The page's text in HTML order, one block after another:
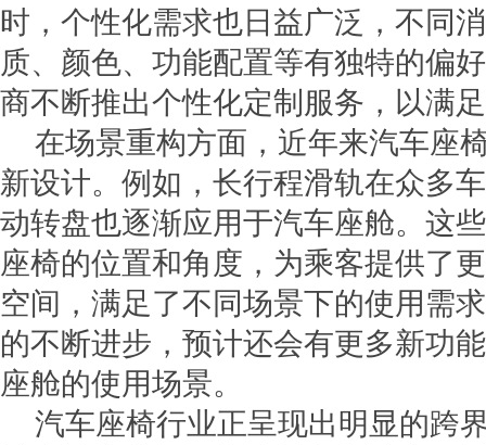
时，个性化需求也日益广泛，不同
质、颜色、功能配置等有独特的偏
商不断推出个性化定制服务，以满
在场景重构方面，近年来汽车座
新设计。例如，长行程滑轨在众多
动转盘也逐渐应用于汽车座舱。这
座椅的位置和角度，为乘客提供了
空间，满足了不同场景下的使用需
的不断进步，预计还会有更多新功
座舱的使用场景。
汽车座椅行业正呈现出明显的跨